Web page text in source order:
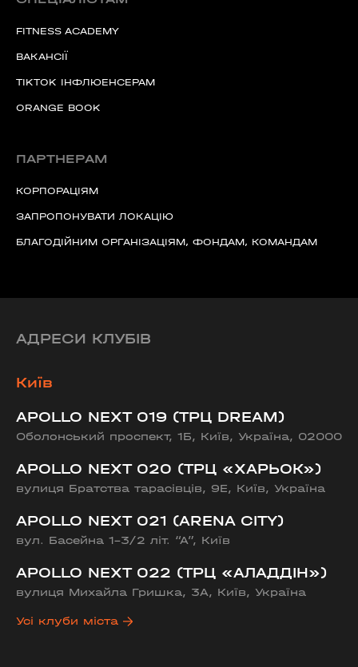
60 секунд пам’яті
творчість вибороли ті, хто свої життя —
віддав.
Ми пам’ятаємо.
FITNESS ACADEMY
ВАКАНСІЇ
TIKTOK ІНФЛЮЕНСЕРАМ
ORANGE BOOK
ПАРТНЕРАМ
КОРПОРАЦІЯМ
ЗАПРОПОНУВАТИ ЛОКАЦІЮ
БЛАГОДІЙНИМ ОРГАНІЗАЦІЯМ, ФОНДАМ, КОМАНДАМ
АДРЕСИ КЛУБІВ
Київ
APOLLO NEXT 019 (ТРЦ DREAM)
Оболонський проспект, 1Б, Київ, Україна, 02000
APOLLO NEXT 020 (ТРЦ «ХАРЬОК»)
вулиця Братства тарасівців, 9Е, Київ, Україна
APOLLO NEXT 021 (ARENA CITY)
вул. Басейна 1-3/2 літ. “А”, Київ
APOLLO NEXT 022 (ТРЦ «АЛАДДІН»)
вулиця Михайла Гришка, 3А, Київ, Україна
Усі клуби міста